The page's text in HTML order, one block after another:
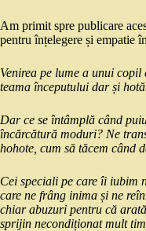
Am primit spre publicare
pentru înțelegere și empatie
Venirea pe lume a unui
teama începutului dar și
Dar ce se întâmplă când
încărcătură moduri? Ne
hohote, cum să tăcem când
Cei speciali pe care îi iubim
care ne frâng inima și ne
chiar abuzuri pentru că
sprijin necondiționat mult